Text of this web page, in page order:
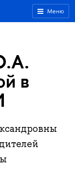
Меню
в